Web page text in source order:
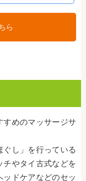
ら
すめのマッサージサ
し」を行っている
チやタイ古式などを
ドケアなどのセッ